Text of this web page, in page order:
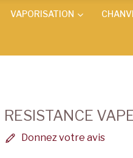
VAPORISATION
RESISTANCE
Donnez votre avis